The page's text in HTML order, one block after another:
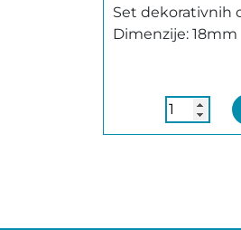
Set dekorativnih
Dimenzije: 18mm